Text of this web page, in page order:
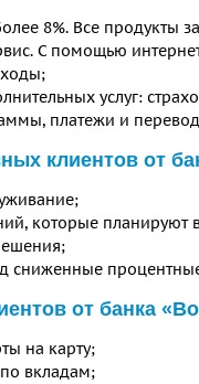
8%. Все продукты
С помощью
услуг:
платежи и
клиентов от
которые планируют
сниженные
от банка
на карту;
вкладам;